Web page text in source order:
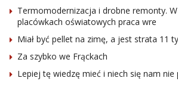
Termomodernizacja i drobne remonty.
placówkach oświatowych praca wre
Miał być pellet na zimę, a jest strata 11
Za szybko we Frąckach
Lepiej tę wiedzę mieć i niech się nam nie